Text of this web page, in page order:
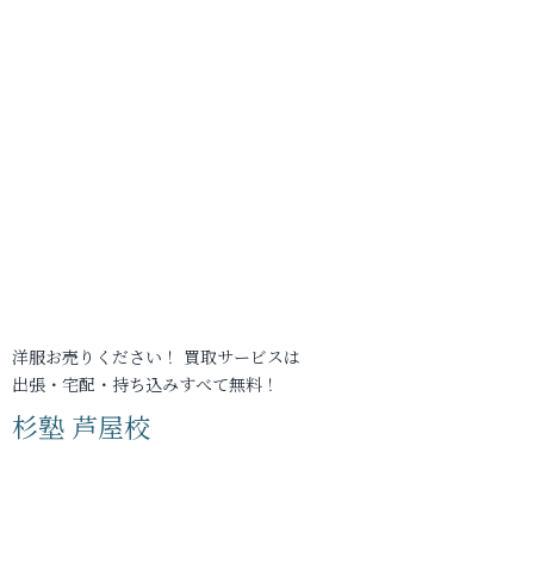
洋服お売りください！ 買取サービスは
出張・宅配・持ち込みすべて無料！
杉塾 芦屋校